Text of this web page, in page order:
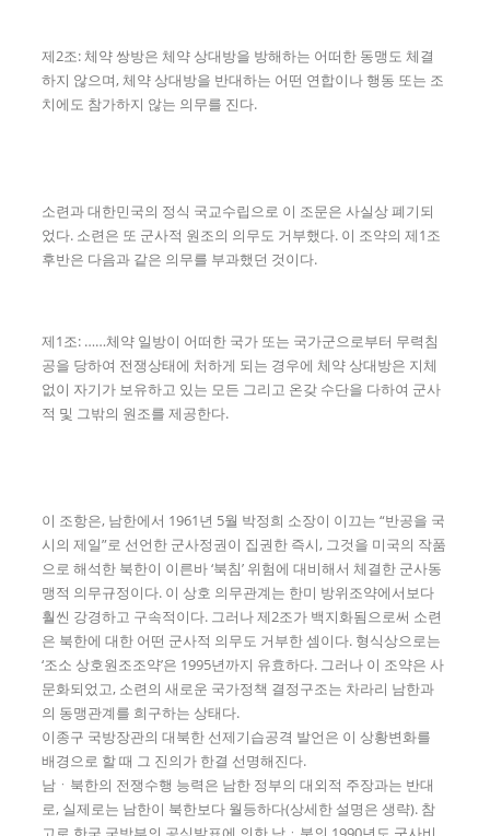
제2조: 체약 쌍방은 체약 상대방을 방해하는 어떠한 동맹도 체결
하지 않으며, 체약 상대방을 반대하는 어떤 연합이나 행동 또는 조
치에도 참가하지 않는 의무를 진다.
소련과 대한민국의 정식 국교수립으로 이 조문은 사실상 폐기되
었다. 소련은 또 군사적 원조의 의무도 거부했다. 이 조약의 제1조
후반은 다음과 같은 의무를 부과했던 것이다.
제1조: ……체약 일방이 어떠한 국가 또는 국가군으로부터 무력침
공을 당하여 전쟁상태에 처하게 되는 경우에 체약 상대방은 지체
없이 자기가 보유하고 있는 모든 그리고 온갖 수단을 다하여 군사
적 및 그밖의 원조를 제공한다.
이 조항은, 남한에서 1961년 5월 박정희 소장이 이끄는 “반공을 국
시의 제일”로 선언한 군사정권이 집권한 즉시, 그것을 미국의 작품
으로 해석한 북한이 이른바 ‘북침’ 위험에 대비해서 체결한 군사동
맹적 의무규정이다. 이 상호 의무관계는 한미 방위조약에서보다
훨씬 강경하고 구속적이다. 그러나 제2조가 백지화됨으로써 소련
은 북한에 대한 어떤 군사적 의무도 거부한 셈이다. 형식상으로는
‘조소 상호원조조약’은 1995년까지 유효하다. 그러나 이 조약은 사
문화되었고, 소련의 새로운 국가정책 결정구조는 차라리 남한과
의 동맹관계를 희구하는 상태다.
이종구 국방장관의 대북한 선제기습공격 발언은 이 상황변화를
배경으로 할 때 그 진의가 한결 선명해진다.
남ㆍ북한의 전쟁수행 능력은 남한 정부의 대외적 주장과는 반대
로, 실제로는 남한이 북한보다 월등하다(상세한 설명은 생략). 참